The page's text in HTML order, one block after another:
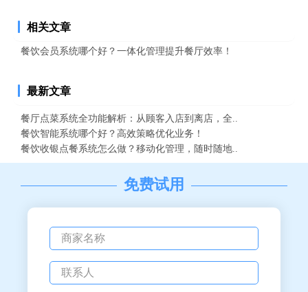
相关文章
餐饮会员系统哪个好？一体化管理提升餐厅效率！
最新文章
餐厅点菜系统全功能解析：从顾客入店到离店，全..
餐饮智能系统哪个好？高效策略优化业务！
餐饮收银点餐系统怎么做？移动化管理，随时随地..
免费试用